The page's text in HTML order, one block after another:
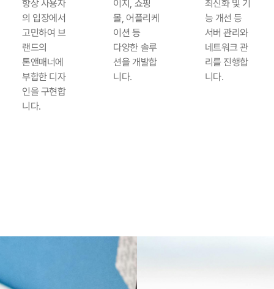
항상 사용자
의 입장에서
고민하여 브
랜드의
톤앤매너에
부합한 디자
인을 구현합
니다.
이지, 쇼핑
몰, 어플리케
이션 등
다양한 솔루
션을 개발합
니다.
최신화 및 기
능 개선 등
서버 관리와
네트워크 관
리를 진행합
니다.